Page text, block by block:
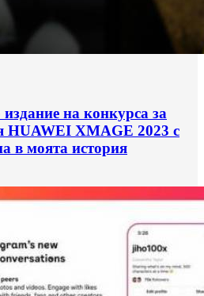
на конкурса за
HUAWEI XMAGE 2023 с
в моята история